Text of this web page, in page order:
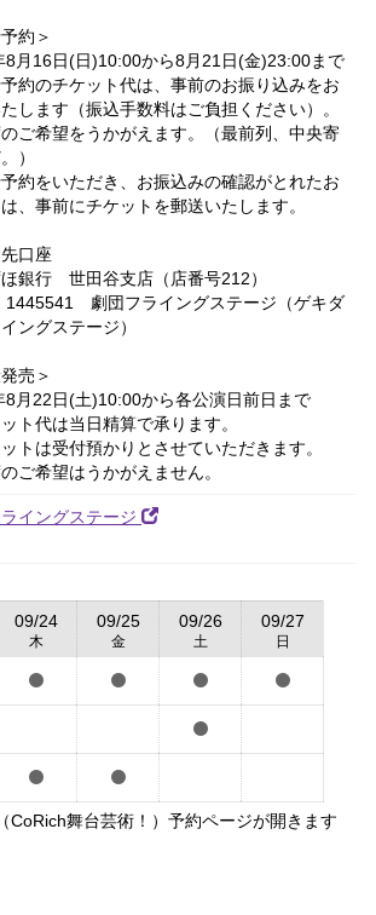
約＞
8月16日(日)10:00から8月21日(金)23:00まで
予約のチケット代は、事前のお振り込みをお
します（振込手数料はご負担ください）。
のご希望をうかがえます。（最前列、中央寄
）
予約をいただき、お振込みの確認がとれたお
、事前にチケットを郵送いたします。
先口座
銀行 世田谷支店（店番号212）
劇団フライングステージ（ゲキダ
ングステージ）
売＞
8月22日(土)10:00から各公演日前日まで
ト代は当日精算で承ります。
ットは受付預かりとさせていただきます。
ご希望はうかがえません。
イングステージ
09/24
木
09/25
金
09/26
土
09/27
日
CoRich舞台芸術！）予約ページが開きます